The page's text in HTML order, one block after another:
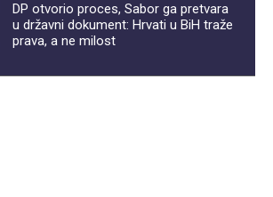
DP otvorio proces, Sabor ga pretvara
u državni dokument: Hrvati u BiH traže
prava, a ne milost